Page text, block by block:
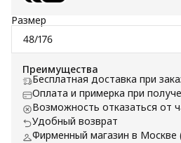
Размер
48/176
Преимущества
Бесплатная доставка при
Оплата и примерка при
Возможность отказаться от
Удобный возврат
Фирменный магазин в Москве